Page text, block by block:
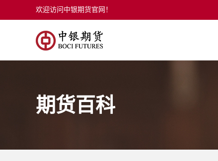
欢迎访问中银期货官网！
期货百科